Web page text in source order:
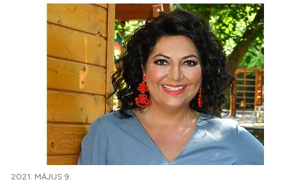
2021. MÁJUS 9.